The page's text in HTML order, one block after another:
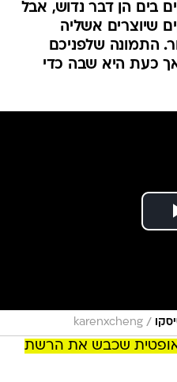
בים הן דבר נדוש, אבל
שיוצרים אשליה
התמונה שלפניכם
כעת היא שבה כדי
/
karenxcheng
שכבש את הרשת